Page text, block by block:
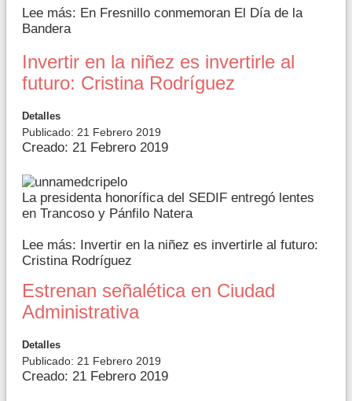
Lee más: En Fresnillo conmemoran El Día de la
Bandera
Invertir en la niñez es invertirle al
futuro: Cristina Rodríguez
Detalles
Publicado: 21 Febrero 2019
Creado: 21 Febrero 2019
La presidenta honorífica del SEDIF entregó lentes
en Trancoso y Pánfilo Natera
Lee más: Invertir en la niñez es invertirle al futuro:
Cristina Rodríguez
Estrenan señalética en Ciudad
Administrativa
Detalles
Publicado: 21 Febrero 2019
Creado: 21 Febrero 2019